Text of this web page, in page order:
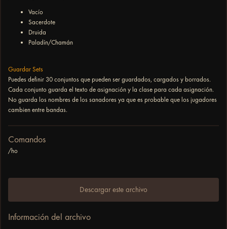
Vacío
Sacerdote
Druida
Paladín/Chamán
Guardar Sets
Puedes definir 30 conjuntos que pueden ser guardados, cargados y borrados.
Cada conjunto guarda el texto de asignación y la clase para cada asignación.
No guarda los nombres de los sanadores ya que es probable que los jugadores
cambien entre bandas.
Comandos
/ho
Descargar este archivo
Información del archivo